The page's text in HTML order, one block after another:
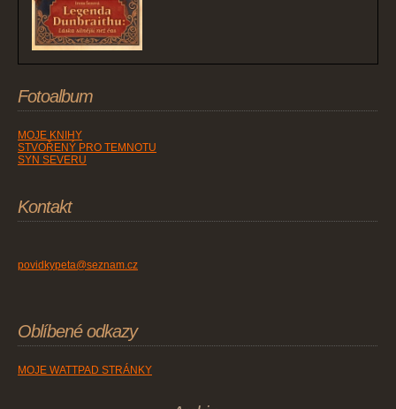
Fotoalbum
MOJE KNIHY
STVOŘENÝ PRO TEMNOTU
SYN SEVERU
Kontakt
povidkypeta@seznam.cz
Oblíbené odkazy
MOJE WATTPAD STRÁNKY